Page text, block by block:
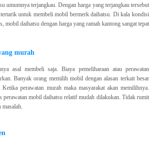
umumnya terjangkau. Dengan harga yang terjangkau tersebut
untuk membeli mobil bermerk daihatsu. Di kala kondisi
mobil daihatsu dengan harga yang ramah kantong sangat tepat
murah
asal membeli saja. Biaya pemeliharaan atau perawatan
Banyak orang memilih mobil dengan alasan terkait besar
perawatan murah maka masyarakat akan memilihnya.
perawatan mobil daihatsu relatif mudah dilakukan. Tidak rumit
masalah.